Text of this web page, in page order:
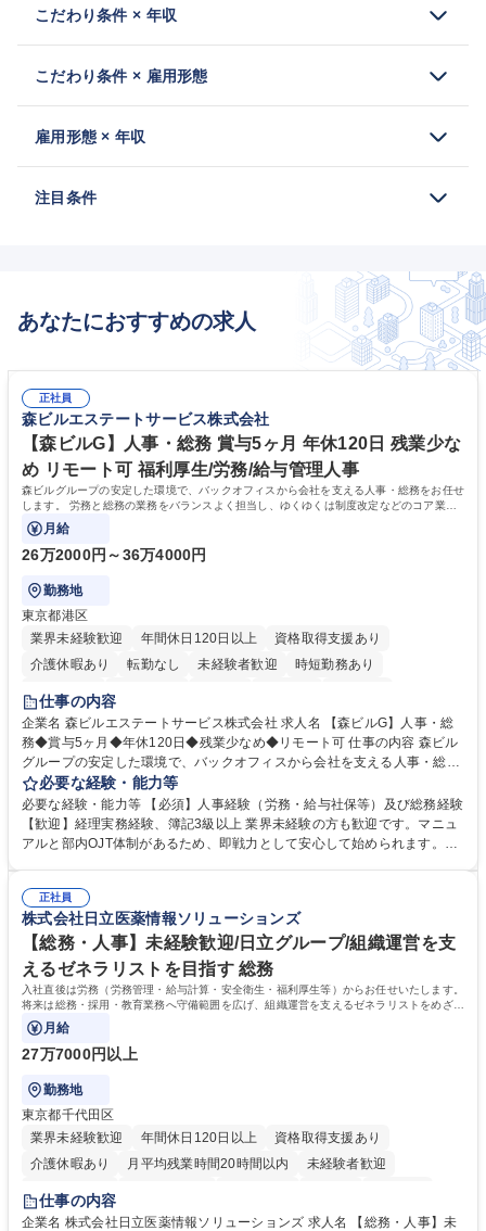
こだわり条件 × 年収
こだわり条件 × 雇用形態
雇用形態 × 年収
注目条件
あなたにおすすめの求人
正社員
森ビルエステートサービス株式会社
【森ビルG】人事・総務 賞与5ヶ月 年休120日 残業少な
め リモート可 福利厚生/労務/給与管理人事
森ビルグループの安定した環境で、バックオフィスから会社を支える人事・総務をお任せ
します。 労務と総務の業務をバランスよく担当し、ゆくゆくは制度改定などのコア業務
にも挑戦できる、やりがいある環境です。
月給
26万2000円～36万4000円
勤務地
東京都港区
業界未経験歓迎
年間休日120日以上
資格取得支援あり
介護休暇あり
転勤なし 未経験者歓迎
時短勤務あり
経験者歓迎
完全週休2日制
交通費支給 長期歓迎 駅近5分以内 土日祝休み
仕事の内容
企業名 森ビルエステートサービス株式会社 求人名 【森ビルG】人事・総
務◆賞与5ヶ月◆年休120日◆残業少なめ◆リモート可 仕事の内容 森ビル
グループの安定した環境で、バックオフィスから会社を支える人事・総務
をお任せします。 労務と総務の業務をバランスよく担当し、ゆくゆくは制
度改定などのコア業務にも挑戦できる、やりがいある環境です。 ■勤怠管
理、給与計算、社会保険手続き、年末調整等の労務管理全般 ■入退社手続
き、社内規定の改定や人事制度改定などのコア業務 ■社内イベントの企画
でも質問・相談できる環境が整っているため、安心して成長できます。 募
集職種 【森ビルG】人事・総務◆賞与5ヶ月◆年休120日◆残業少なめ◆
リモート可
必要な経験・能力等
必要な経験・能力等 【必須】人事経験（労務・給与社保等）及び総務経験
【歓迎】経理実務経験、簿記3級以上 業界未経験の方も歓迎です。マニュ
アルと部内OJT体制があるため、即戦力として安心して始められます。
務に挑戦できるため、自身の成長と組織への貢献度をダイレクトに実感で
きます。 残業少なめ、週1日リモート可など、ワークライフバランスを保
ち長期活躍できる環境です。 「これまでの幅広い経験を活かし、長期的な
キャリアを築きたい」という前向きな意欲と挑戦を全力で応援します。 学
歴・資格 学歴：大学院 大学 高専 短大 専修学校 高校 語学力： 資格：日商
簿記検定1級 日商簿記検定2級 日商簿記検定3級
正社員
株式会社日立医薬情報ソリューションズ
【総務・人事】未経験歓迎/日立グループ/組織運営を支
えるゼネラリストを目指す 総務
入社直後は労務（労務管理・給与計算・安全衛生・福利厚生等）からお任せいたします。
将来は総務・採用・教育業務へ守備範囲を広げ、組織運営を支えるゼネラリストをめざせ
ます。
月給
27万7000円以上
勤務地
東京都千代田区
業界未経験歓迎
年間休日120日以上
資格取得支援あり
介護休暇あり
月平均残業時間20時間以内
未経験者歓迎
住宅手当あり
育休あり
完全週休2日制 交通費支給 土日祝休み 寮・社宅あり
仕事の内容
企業名 株式会社日立医薬情報ソリューションズ 求人名 【総務・人事】未